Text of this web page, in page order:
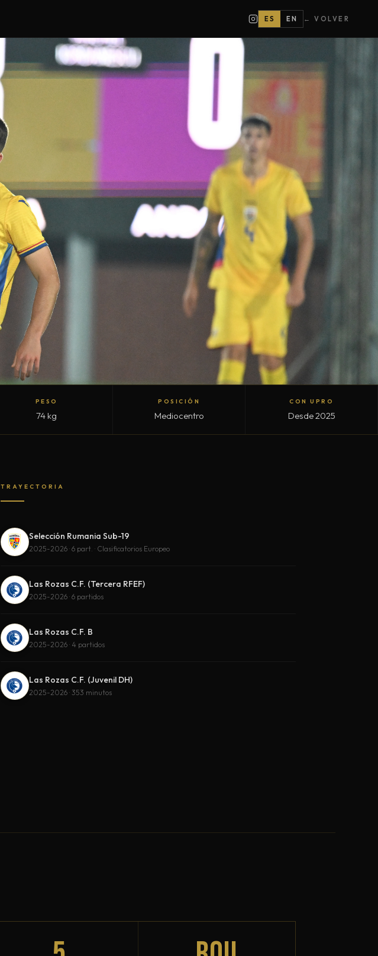
ES EN ← VOLVER
14
PESO
74 kg
POSICIÓN
Mediocentro
CON UPRO
Desde 2025
TRAYECTORIA
Selección Rumania Sub-19
2025-2026 · 6 part. · Clasificatorios Europeo
Las Rozas C.F. (Tercera RFEF)
2025-2026 · 6 partidos
Las Rozas C.F. B
2025-2026 · 4 partidos
Las Rozas C.F. (Juvenil DH)
2025-2026 · 353 minutos